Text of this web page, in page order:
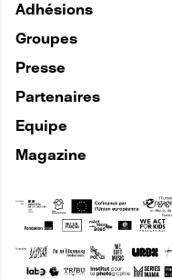
Adhésions
Groupes
Presse
Partenaires
Equipe
Magazine